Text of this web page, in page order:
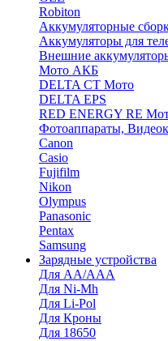
Robiton
Аккумуляторные
Аккумуляторы для
Внешние
Мото АКБ
DELTA CT Мото
DELTA EPS
RED ENERGY RE
Фотоаппараты,
Canon
Casio
Fujifilm
Nikon
Olympus
Panasonic
Pentax
Samsung
Зарядные устройства
Для AA/AAA
Для Ni-Mh
Для Li-Pol
Для Кроны
Для 18650